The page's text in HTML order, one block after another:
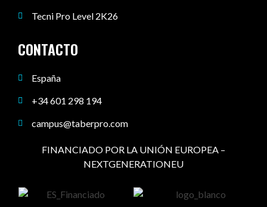
Tecni Pro Level 2K26
CONTACTO
España
+34 601 298 194
campus@taberpro.com
FINANCIADO POR LA UNIÓN EUROPEA –
NEXTGENERATIONEU